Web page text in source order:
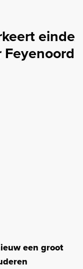
einde
een groot